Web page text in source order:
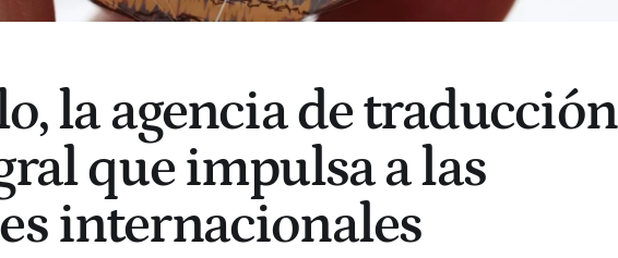
la agencia de traducción
que impulsa a las
internacionales